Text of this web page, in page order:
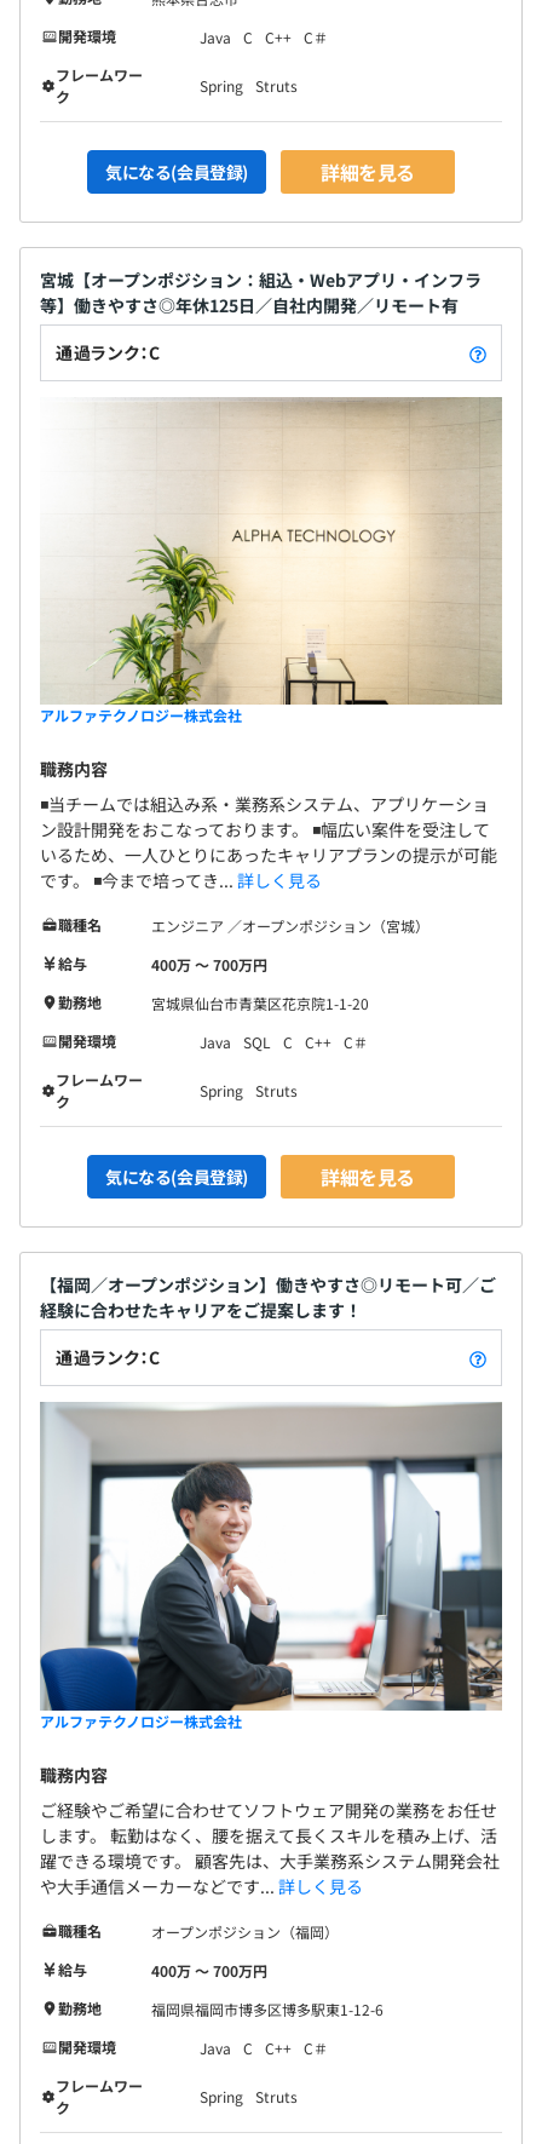
開発環境
Java C C++ C＃
フレームワー
ク
Spring Struts
気になる(会員登録) 詳細を見る
宮城【オープンポジション：組込・Webアプリ・インフラ
等】働きやすさ◎年休125日／自社内開発／リモート有
通過ランク：C
アルファテクノロジー株式会社
職務内容
◾️当チームでは組込み系・業務系システム、アプリケーショ
ン設計開発をおこなっております。 ◾️幅広い案件を受注して
いるため、一人ひとりにあったキャリアプランの提示が可能
です。 ◾️今まで培ってき... 詳しく見る
職種名
エンジニア ／オープンポジション（宮城）
給与
400万 〜 700万円
勤務地
宮城県仙台市青葉区花京院1-1-20
開発環境
Java SQL C C++ C＃
フレームワー
ク
Spring Struts
気になる(会員登録) 詳細を見る
【福岡／オープンポジション】働きやすさ◎リモート可／ご
経験に合わせたキャリアをご提案します！
通過ランク：C
アルファテクノロジー株式会社
職務内容
ご経験やご希望に合わせてソフトウェア開発の業務をお任せ
します。 転勤はなく、腰を据えて長くスキルを積み上げ、活
躍できる環境です。 顧客先は、大手業務系システム開発会社
や大手通信メーカーなどです... 詳しく見る
職種名
オープンポジション（福岡）
給与
400万 〜 700万円
勤務地
福岡県福岡市博多区博多駅東1-12-6
開発環境
Java C C++ C＃
フレームワー
ク
Spring Struts